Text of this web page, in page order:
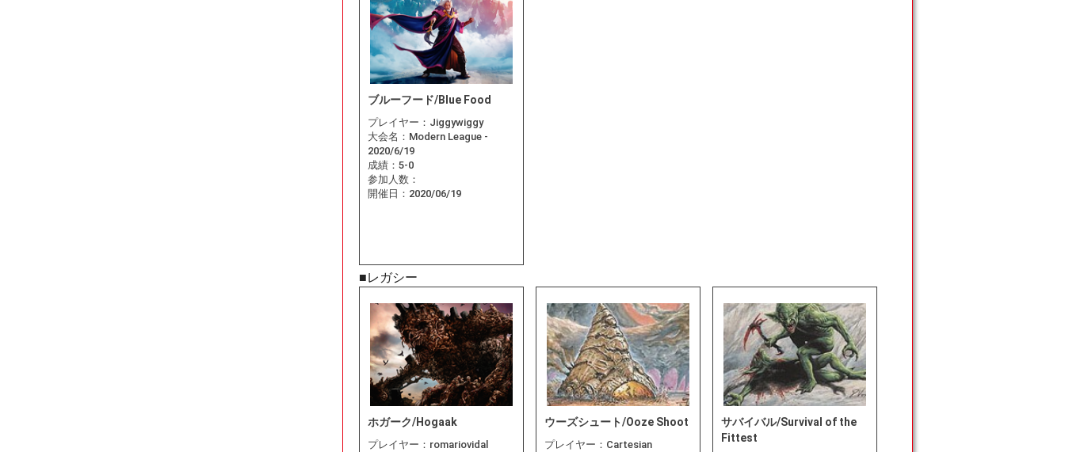
ブルーフード/Blue Food
プレイヤー： Jiggywiggy
大会名： Modern League -
2020/6/19
成績： 5-0
参加人数：
開催日： 2020/06/19
■レガシー
ホガーク/Hogaak
プレイヤー： romariovidal
ウーズシュート/Ooze Shoot
プレイヤー： Cartesian
サバイバル/Survival of the
Fittest